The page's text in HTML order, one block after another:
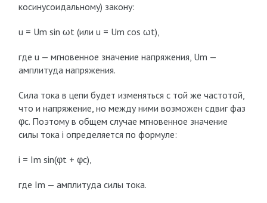
косинусоидальному) закону:
u = Um sin ωt (или u = Um cos ωt),
где u — мгновенное значение напряжения, Um —
амплитуда напряжения.
Сила тока в цепи будет изменяться с той же частотой,
что и напряжение, но между ними возможен сдвиг фаз
φс. Поэтому в общем случае мгновенное значение
силы тока i определяется по формуле:
i = Im sin(φt + φс),
где Im — амплитуда силы тока.